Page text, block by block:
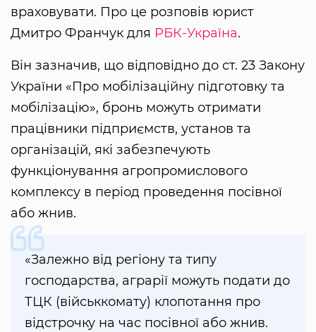
враховувати. Про це розповів юрист
Дмитро Франчук для РБК-Україна.
Він зазначив, що відповідно до ст. 23 Закону
України «Про мобілізаційну підготовку та
мобілізацію», бронь можуть отримати
працівники підприємств, установ та
організацій, які забезпечують
функціонування агропромислового
комплексу в період проведення посівної
або жнив.
«Залежно від регіону та типу
господарства, аграрії можуть подати до
ТЦК (військкомату) клопотання про
відстрочку на час посівної або жнив.